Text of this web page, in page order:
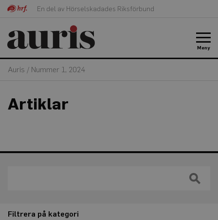
En del av Hörselskadades Riksförbund
Meny
Auris / Nummer 1, 2024
Artiklar
Filtrera på kategori